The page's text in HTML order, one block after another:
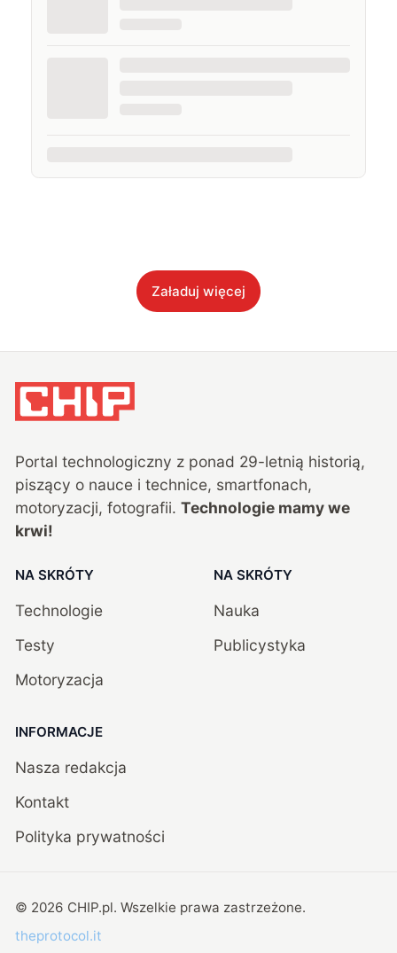
Załaduj więcej
Portal technologiczny z ponad 29-letnią historią,
piszący o nauce i technice, smartfonach,
motoryzacji, fotografii. Technologie mamy we
krwi!
NA SKRÓTY
Technologie
Testy
Motoryzacja
NA SKRÓTY
Nauka
Publicystyka
INFORMACJE
Nasza redakcja
Kontakt
Polityka prywatności
© 2026 CHIP.pl. Wszelkie prawa zastrzeżone.
theprotocol.it